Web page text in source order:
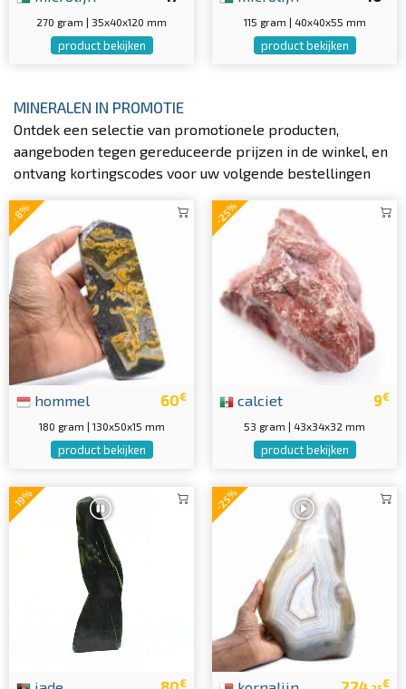
270 gram | 35x40x120 mm
product bekijken
115 gram | 40x40x55 mm
product bekijken
MINERALEN IN PROMOTIE
Ontdek een selectie van promotionele producten,
aangeboden tegen gereduceerde prijzen in de winkel, en
ontvang kortingscodes voor uw volgende bestellingen
-8%
60€
hommel
180 gram | 130x50x15 mm
product bekijken
-25%
9€
calciet
53 gram | 43x34x32 mm
product bekijken
-19%
€
-25%
€